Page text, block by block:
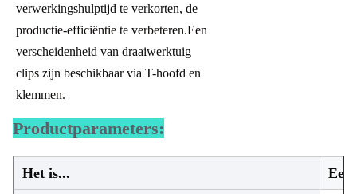
verwerkingshulptijd te verkorten, de
productie-efficiëntie te verbeteren.Een
verscheidenheid van draaiwerktuig
clips zijn beschikbaar via T-hoofd en
klemmen.
Productparameters:
Het is...